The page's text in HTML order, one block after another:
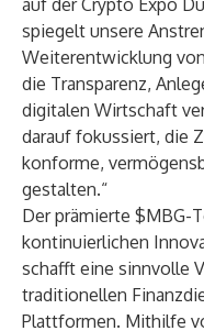
auf der Crypto Expo
spiegelt unsere
Weiterentwicklung
die Transparenz,
digitalen Wirtschaft
darauf fokussiert, die
konforme,
gestalten.“
Der prämierte $MBG-
kontinuierlichen
schafft eine sinnvolle
traditionellen
Plattformen. Mithilfe